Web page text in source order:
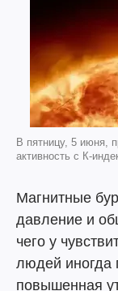
В пятницу, 5 июня,
активность с К-
Магнитные
давление и
чего у
людей иногда
повышенная